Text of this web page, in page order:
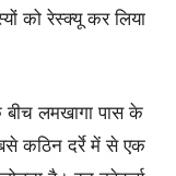
को रेस्क्यू कर लिया
लमखागा पास के
कठिन दर्रे में से एक